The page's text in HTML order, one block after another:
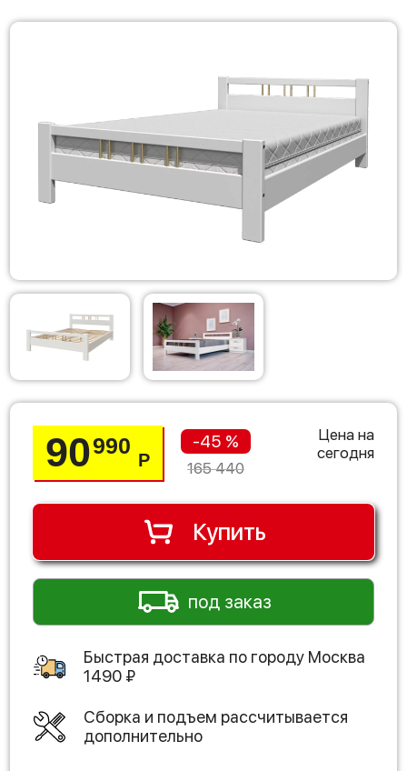
90990
Р
-45 %
165 440
Цена на
сегодня
Купить
под заказ
Быстрая доставка по городу Москва
1490 ₽
Сборка и подъем рассчитывается
дополнительно